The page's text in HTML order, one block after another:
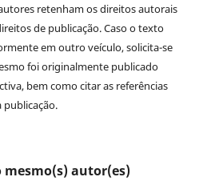
retenham os direitos autorais
de publicação. Caso o texto
em outro veículo, solicita-se
foi originalmente publicado
bem como citar as referências
publicação.
autor(es)